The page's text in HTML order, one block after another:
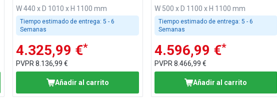
W 440 x D 1010 x H 1100 mm
Tiempo estimado de entrega: 5 - 6
Semanas
4.325,99 €*
PVPR8.136,99 €
Añadir al carrito
W 500 x D 1100 x H 1100 mm
Tiempo estimado de entrega: 5 - 6
Semanas
4.596,99 €*
PVPR8.466,99 €
Añadir al carrito